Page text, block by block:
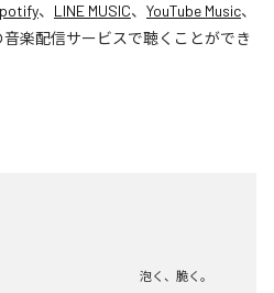
、 LINE MUSIC、 YouTube Music、
音楽配信サービスで聴くことができ
泡く、脆く。